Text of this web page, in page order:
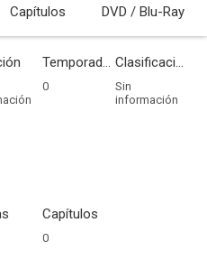
Capítulos DVD / Blu-Ray
Temporadas
0
Clasificación por edades
Sin
información
Capítulos
0